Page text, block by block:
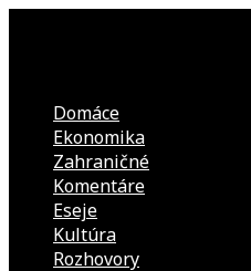
DAV
DVA
Domáce
Ekonomika
Zahraničné
Komentáre
Eseje
Kultúra
Rozhovory